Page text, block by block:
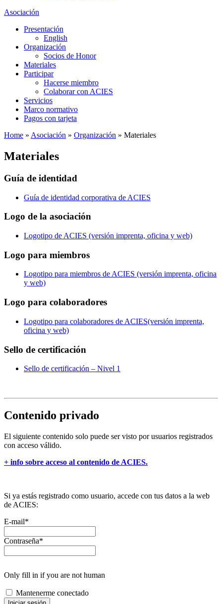
Asociación
Presentación
English
Organización
Socios de Honor
Materiales
Participar
Hacerse miembro
Colaborar con ACIES
Servicios
Marco normativo
Pagos con tarjeta
Home » Asociación » Organización » Materiales
Materiales
Guía de identidad
Guía de identidad corporativa de ACIES
Logo de la asociación
Logotipo de ACIES (versión imprenta, oficina y web)
Logo para miembros
Logotipo para miembros de ACIES (versión imprenta, oficina
y web)
Logo para colaboradores
Logotipo para colaboradores de ACIES(versión imprenta,
oficina y web)
Sello de certificación
Sello de certificación – Nivel 1
Contenido privado
El siguiente contenido solo puede ser visto por usuarios registrados
con acceso válido.
+ info sobre acceso al contenido de ACIES.
Si ya estás registrado como usuario, accede con tus datos a la web
de ACIES:
E-mail*
Contraseña*
Only fill in if you are not human
Mantenerme conectado